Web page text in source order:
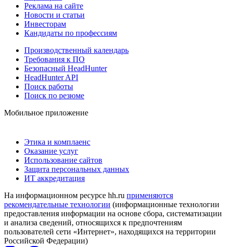
Реклама на сайте
Новости и статьи
Инвесторам
Кандидаты по профессиям
Производственный календарь
Требования к ПО
Безопасный HeadHunter
HeadHunter API
Поиск работы
Поиск по резюме
Мобильное приложение
Этика и комплаенс
Оказание услуг
Использование сайтов
Защита персональных данных
ИТ аккредитация
На информационном ресурсе hh.ru применяются
рекомендательные технологии (информационные технологии
предоставления информации на основе сбора, систематизации
и анализа сведений, относящихся к предпочтениям
пользователей сети «Интернет», находящихся на территории
Российской Федерации)